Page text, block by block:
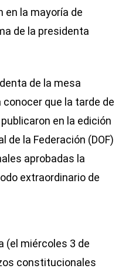
en la mayoría de
de la presidenta
de la mesa
conocer que la tarde de
en la edición
de la Federación (DOF)
aprobadas la
extraordinario de
(el miércoles 3 de
constitucionales